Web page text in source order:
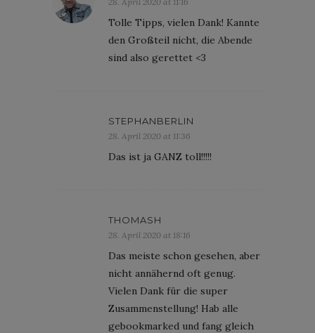
Tolle Tipps, vielen Dank! Kannte
den Großteil nicht, die Abende
sind also gerettet <3
STEPHANBERLIN
28. April 2020 at 11:36
Das ist ja GANZ toll!!!!!
THOMASH
28. April 2020 at 18:16
Das meiste schon gesehen, aber
nicht annähernd oft genug.
Vielen Dank für die super
Zusammenstellung! Hab alle
gebookmarked und fang gleich